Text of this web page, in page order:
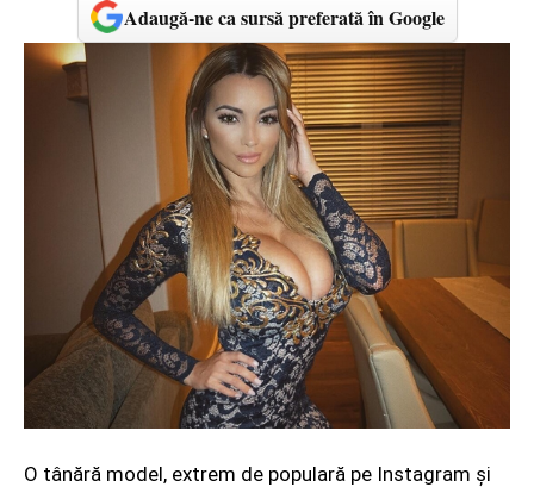
Adaugă-ne ca sursă preferată în Google
O tânără model, extrem de populară pe Instagram şi